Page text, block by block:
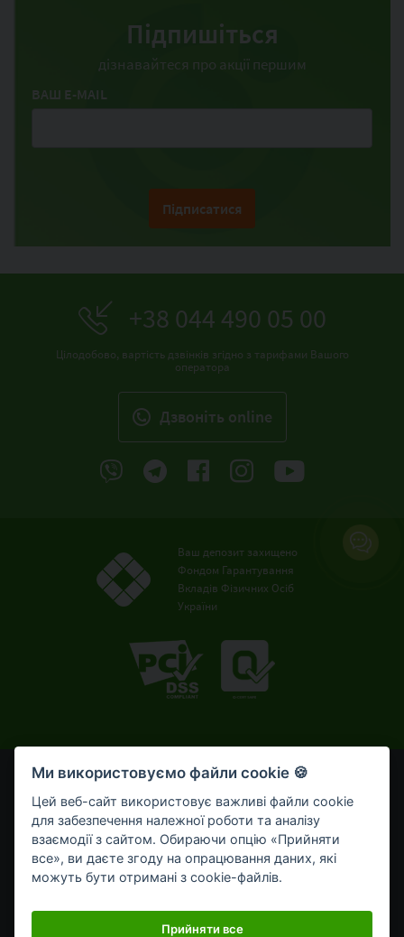
Підпишіться
дізнавайтеся про акції першим
ВАШ E-MAIL
Підписатися
+38 044 490 05 00
Цілодобово, вартість дзвінків згідно з тарифами Вашого
оператора
Дзвонiть online
Ваш депозит захищено
Фондом Гарантування
Вкладів Фізичних Осіб
України
© OTP Bank, 2008-2026. Усі права захищені.
Ліцензія НБУ № 191 від 05.10.2011 р.
Внесено до Державного реєстру банків №273
від 02.03.1998 р.
Умови використання
Bикористання cookie-файлів
Мобільний застосунок OTP Bank UA для приватних клієнтів
Ми використовуємо файли cookie 🍪
Цей веб-сайт використовує важливі файли cookie
для забезпечення належної роботи та аналізу
взаємодії з сайтом. Обираючи опцію «Прийняти
все», ви даєте згоду на опрацювання даних, які
можуть бути отримані з cookie-файлів.
Прийняти все